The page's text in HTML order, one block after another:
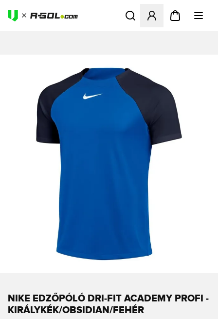
Megnyit egy modált a
NIKE EDZŐPÓLÓ DRI-FIT ACADEMY PROFI -
KIRÁLYKÉK/OBSIDIAN/FEHÉR